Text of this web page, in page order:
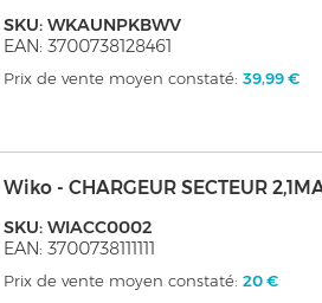
SKU: WKAUNPKBWV
EAN: 3700738128461
Prix de vente moyen constaté:39,99 €
Wiko - CHARGEUR SECTEUR
SKU: WIACC0002
EAN: 3700738111111
Prix de vente moyen constaté:20 €